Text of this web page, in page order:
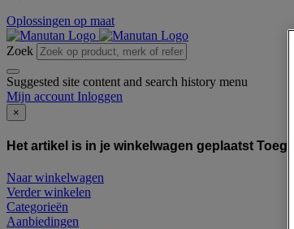
Oplossingen op maat
Zoek
Suggested site content and search history menu
Mijn account Inloggen
×
Het artikel is in je winkelwagen geplaatst
Naar winkelwagen
Verder winkelen
Categorieën
Aanbiedingen